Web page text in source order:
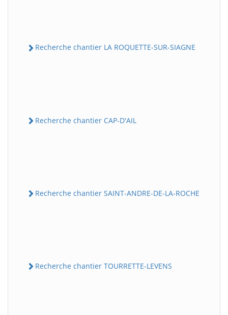
Recherche chantier LA ROQUETTE-SUR-SIAGNE
Recherche chantier CAP-D'AIL
Recherche chantier SAINT-ANDRE-DE-LA-ROCHE
Recherche chantier TOURRETTE-LEVENS